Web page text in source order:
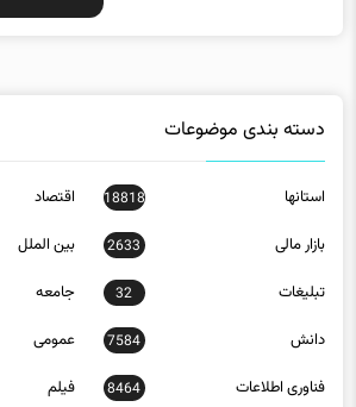
دسته بندی موضوعات
استانها 18818 اقتصاد
بازار مالی 2633 بین الملل
تبلیغات 32 جامعه
دانش 7584 عمومی
فناوری اطلاعات 8464 فیلم